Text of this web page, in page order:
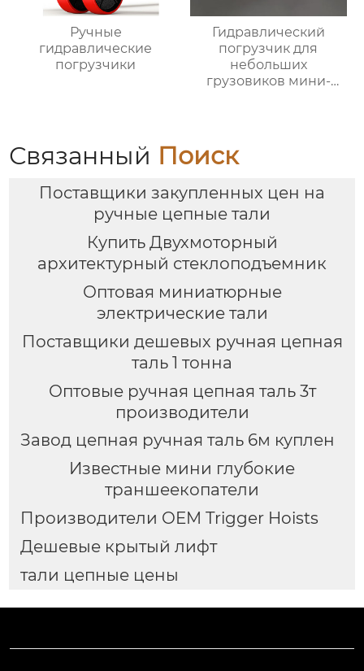
Ручные
гидравлические
погрузчики
Гидравлический
погрузчик для
небольших
грузовиков мини-
Связанный Поиск
Поставщики закупленных цен на
ручные цепные тали
Купить Двухмоторный
архитектурный стеклоподъемник
Оптовая миниатюрные
электрические тали
Поставщики дешевых ручная цепная
таль 1 тонна
Оптовые ручная цепная таль 3т
производители
Завод цепная ручная таль 6м куплен
Известные мини глубокие
траншеекопатели
Производители OEM Trigger Hoists
Дешевые крытый лифт
тали цепные цены